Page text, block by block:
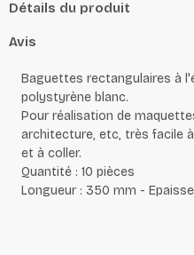
Détails du produit
Avis
Baguettes rectangulaires à
polystyrène blanc.
Pour réalisation de
architecture, etc, très facile
et à coller.
Quantité : 10 pièces
Longueur : 350 mm -